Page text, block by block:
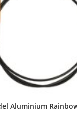
Aluminium